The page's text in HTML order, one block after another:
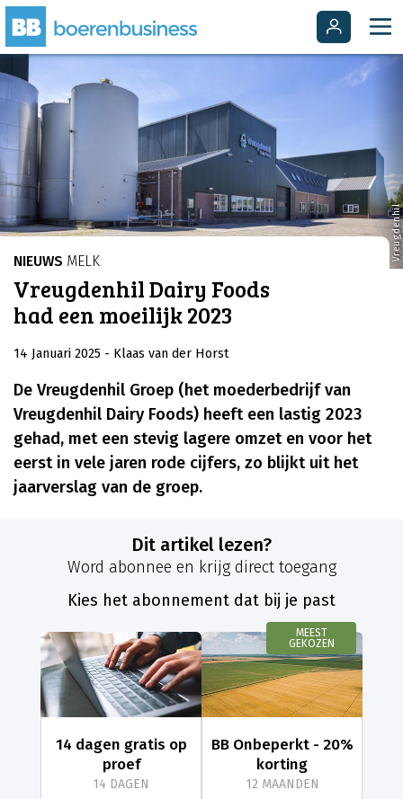
Vreugdenhil
NIEUWS MELK
Vreugdenhil Dairy Foods
had een moeilijk 2023
14 Januari 2025 - Klaas van der Horst
De Vreugdenhil Groep (het moederbedrijf van
Vreugdenhil Dairy Foods) heeft een lastig 2023
gehad, met een stevig lagere omzet en voor het
eerst in vele jaren rode cijfers, zo blijkt uit het
jaarverslag van de groep.
Dit artikel lezen?
Word abonnee en krijg direct toegang
Kies het abonnement dat bij je past
14 dagen gratis op
proef
14 DAGEN
MEEST
GEKOZEN
BB Onbeperkt - 20%
korting
12 MAANDEN